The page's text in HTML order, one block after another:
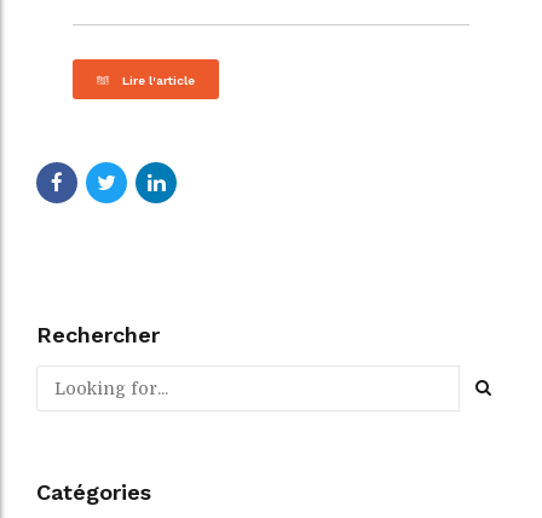
Lire l'article
Rechercher
Catégories